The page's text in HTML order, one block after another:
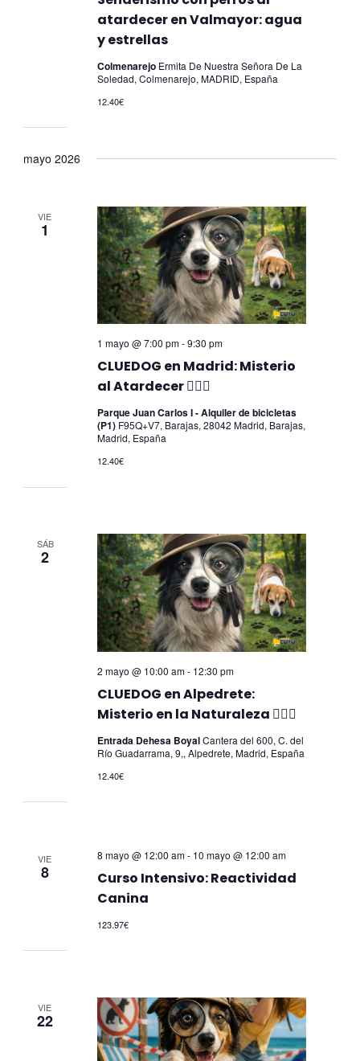
atardecer en Valmayor: agua
y estrellas
Colmenarejo Ermita De Nuestra Señora De La
Soledad, Colmenarejo, MADRID, España
12.40€
mayo 2026
VIE
1
CLUEDOG en Madrid: Misterio
al Atardecer 🕵️‍♀️🐾
1 mayo @ 7:00 pm-9:30 pm
Parque Juan Carlos I - Alquiler de bicicletas
(P1) F95Q+V7, Barajas, 28042 Madrid, Barajas,
Madrid, España
12.40€
SÁB
2
CLUEDOG en Alpedrete:
Misterio en la Naturaleza 🕵️‍♀️🐾
2 mayo @ 10:00 am- 12:30 pm
Entrada Dehesa BoyalCantera del 600, C. del
Río Guadarrama, 9,, Alpedrete, Madrid, España
12.40€
VIE
8
Curso Intensivo: Reactividad
Canina
8 mayo @ 12:00 am- 10 mayo @ 12:00 am
123.97€
VIE
22